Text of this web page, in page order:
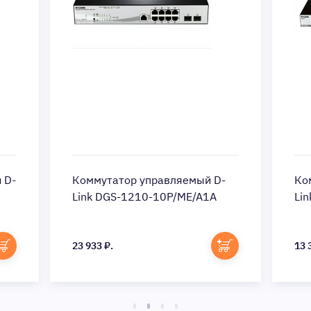
D-
Коммутатор управляемый D-
Link DGS-1210-10P/ME/A1A
23 933 ₽. 13